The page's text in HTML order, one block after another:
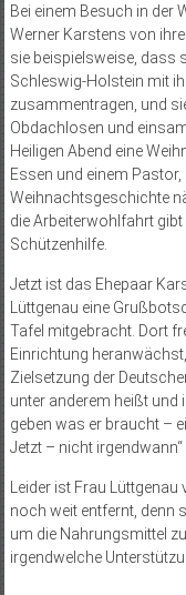
Bei einem Besuch in der
Werner Karstens von
sie beispielsweise, dass
Schleswig-Holstein mit
zusammentragen, und
Obdachlosen und
Heiligen Abend eine
Essen und einem
Weihnachtsgeschichte
die Arbeiterwohlfahrt gibt
Schützenhilfe.
Jetzt ist das Ehepaar
Lüttgenau eine
Tafel mitgebracht. Dort
Einrichtung
Zielsetzung der
unter anderem heißt und
geben was er braucht –
Jetzt – nicht irgendwann“
Leider ist Frau
noch weit entfernt, denn
um die Nahrungsmittel
irgendwelche